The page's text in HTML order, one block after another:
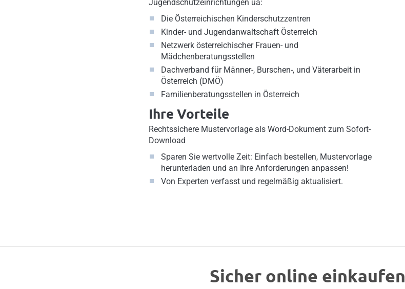
Jugendschutzeinrichtungen ua:
Die Österreichischen Kinderschutzzentren
Kinder- und Jugendanwaltschaft Österreich
Netzwerk österreichischer Frauen- und
Mädchenberatungsstellen
Dachverband für Männer-, Burschen-, und Väterarbeit in
Österreich (DMÖ)
Familienberatungsstellen in Österreich
Ihre Vorteile
Rechtssichere Mustervorlage als Word-Dokument zum Sofort-
Download
Sparen Sie wertvolle Zeit: Einfach bestellen, Mustervorlage
herunterladen und an Ihre Anforderungen anpassen!
Von Experten verfasst und regelmäßig aktualisiert.
Sicher online einkaufen